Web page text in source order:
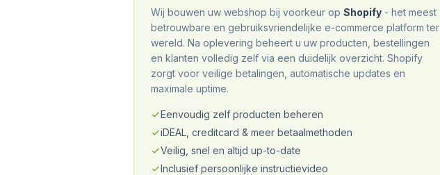
Wij bouwen uw webshop bij voorkeur op Shopify - het meest
betrouwbare en gebruiksvriendelijke e-commerce platform ter
wereld. Na oplevering beheert u uw producten, bestellingen
en klanten volledig zelf via een duidelijk overzicht. Shopify
zorgt voor veilige betalingen, automatische updates en
maximale uptime.
Eenvoudig zelf producten beheren
iDEAL, creditcard & meer betaalmethoden
Veilig, snel en altijd up-to-date
Inclusief persoonlijke instructievideo